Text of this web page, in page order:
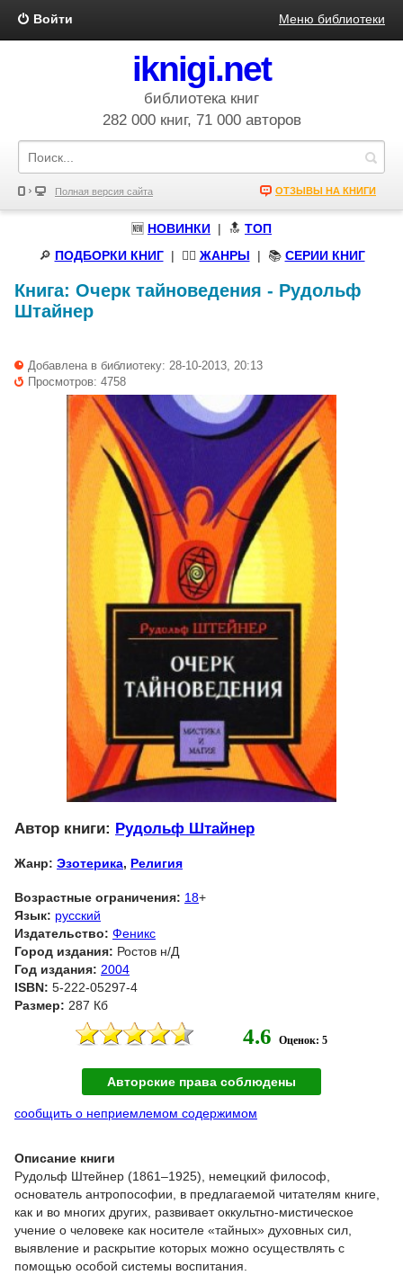
Войти Меню библиотеки
iknigi.net
библиотека книг
282 000 книг, 71 000 авторов
Полная версия сайта ОТЗЫВЫ НА КНИГИ
🆕 НОВИНКИ | 🔝 ТОП
🔎 ПОДБОРКИ КНИГ| 🧝‍♀️ ЖАНРЫ | 📚 СЕРИИ КНИГ
Книга: Очерк тайноведения - Рудольф
Штайнер
Добавлена в библиотеку: 28-10-2013, 20:13
Просмотров: 4758
Автор книги: Рудольф Штайнер
Жанр: Эзотерика, Религия
Возрастные ограничения: 18+
Язык: русский
Издательство: Феникс
Город издания: Ростов н/Д
Год издания: 2004
ISBN: 5-222-05297-4
Размер: 287 Кб
4.6 Оценок: 5
Авторские права соблюдены
сообщить о неприемлемом содержимом
Описание книги
Рудольф Штейнер (1861–1925), немецкий философ,
основатель антропософии, в предлагаемой читателям книге,
как и во многих других, развивает оккультно-мистическое
учение о человеке как носителе «тайных» духовных сил,
выявление и раскрытие которых можно осуществлять с
помощью особой системы воспитания.